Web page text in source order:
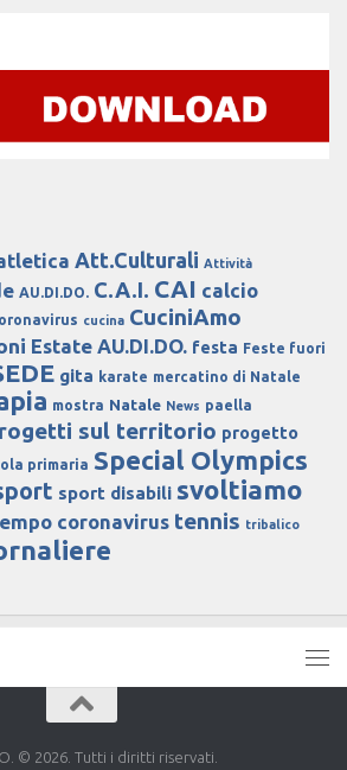
Att.Culturali Attività
AU.DI.DO. C.A.I. CAI calcio
cucina CuciniAmo
Estate AU.DI.DO. festa Feste fuori
gita karate mercatino di Natale
mostra Natale News paella
sul territorio progetto
primaria Special Olympics
sport disabili svoltiamo
coronavirus tennis tribalico
© 2026. Tutti i diritti riservati.